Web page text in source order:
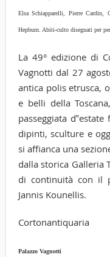
Elsa Schiapparelli, Pierre Cardin,
Hepburn. Abiti-culto disegnati per
La 49° edizione di
Vagnotti dal 27
antica polis etrusca,
e belli della
passeggiata
dipinti, sculture e
si affianca una
dalla storica Galleria
di continuità con il
Jannis Kounellis.
Cortonantiquaria
Palazzo Vagnotti